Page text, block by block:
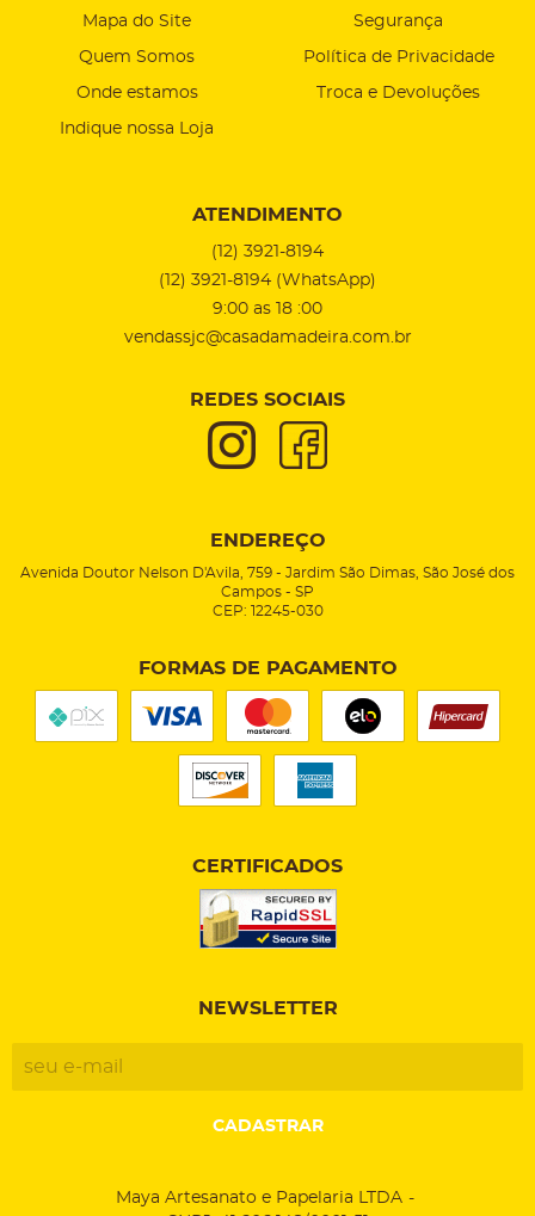
Mapa do Site
Quem Somos
Onde estamos
Indique nossa Loja
Segurança
Política de Privacidade
Troca e Devoluções
ATENDIMENTO
(12) 3921-8194
(12) 3921-8194 (WhatsApp)
9:00 as 18 :00
vendassjc@casadamadeira.com.br
REDES SOCIAIS
ENDEREÇO
Avenida Doutor Nelson D'Avila, 759 - Jardim São Dimas, São José dos
Campos - SP
CEP: 12245-030
FORMAS DE PAGAMENTO
CERTIFICADOS
NEWSLETTER
CADASTRAR
Maya Artesanato e Papelaria LTDA